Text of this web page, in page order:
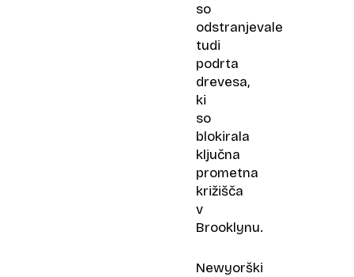
so
odstranjevale
tudi
podrta
drevesa,
ki
so
blokirala
ključna
prometna
križišča
v
Brooklynu.
Newyorški